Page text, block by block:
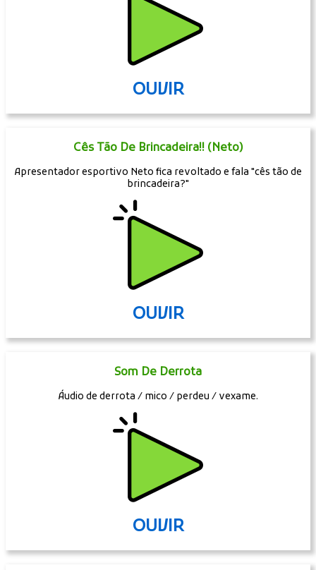
OUVIR
Cês Tão De Brincadeira!! (Neto)
Apresentador esportivo Neto fica revoltado e fala "cês tão de
brincadeira?"
OUVIR
Som De Derrota
Áudio de derrota / mico / perdeu / vexame.
OUVIR